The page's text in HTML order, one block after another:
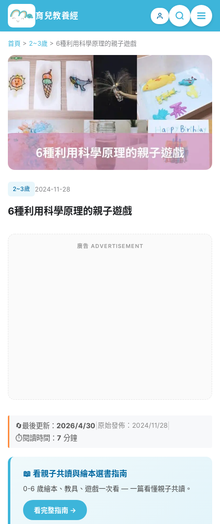
育兒教養經
首頁 > 2~3歲 > 6種利用科學原理的親子遊戲
2~3歲 2024-11-28
6種利用科學原理的親子遊戲
廣告 ADVERTISEMENT
🔄最後更新： 2026/4/30 原始發佈： 2024/11/28
⏱️閱讀時間： 7 分鐘
📖 看親子共讀與繪本選書指南
0-6 歲繪本、教具、遊戲一次看 — 一篇看懂親子共讀。
看完整指南 →